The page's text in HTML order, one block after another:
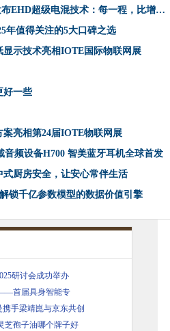
超级电混技术：每一程，比增程更成
年值得关注的5大口碑之选
示技术亮相IOTE国际物联网展
好一些
亮相第24届IOTE物联网展
音频设备H700 智美蓝牙耳机全球首发
厨房安全，让安心常伴生活
锁千亿参数模型的数据价值引擎
研讨会成功举办
首届具身智能专
手梁靖崑与京东共创
芝孢子油哪个牌子好